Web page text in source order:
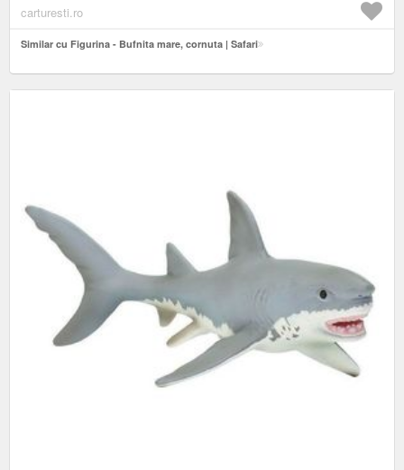
carturesti.ro
Similar cu Figurina - Bufnita mare, cornuta | Safari